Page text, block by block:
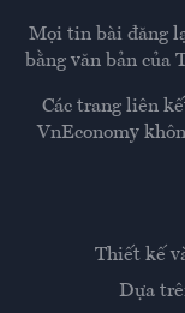
Thiết kế
Dựa
Mọi tin bài đăng
bằng văn bản của
Các trang liên
VnEconomy